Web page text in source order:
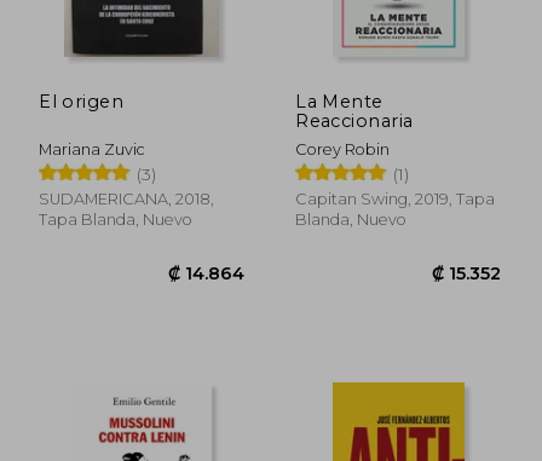
El origen
Mariana Zuvic
(3)
SUDAMERICANA, 2018,
Tapa Blanda, Nuevo
La Mente
Reaccionaria
Corey Robin
(1)
Capitan Swing, 2019, Tapa
Blanda, Nuevo